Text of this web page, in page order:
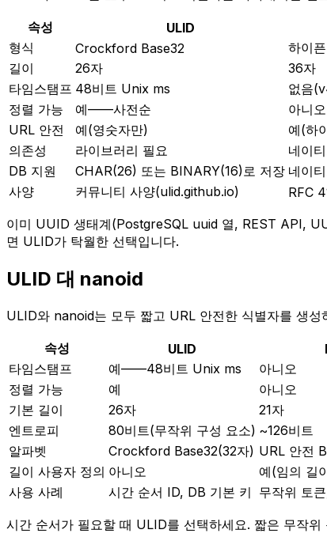
속성 ULID
형식
Crockford Base32
하이
길이
26자
36자
타임스탬프 48비트 Unix ms
없음
정렬 가능
예——사전순
아니
URL 안전
예(영숫자만)
예(하
의존성
라이브러리 필요
네이
DB 지원
CHAR(26) 또는 BINARY(16)로 저장 네이
사양
커뮤니티 사양(ulid.github.io)
RFC
이미 UUID 생태계(PostgreSQL uuid 열, REST API,
면 ULID가 탁월한 선택입니다.
ULID 대 nanoid
ULID와 nanoid는 모두 짧고 URL 안전한 식별자를 생성
속성 ULID
타임스탬프
예——48비트 Unix ms
아니오
정렬 가능
예
아니오
기본 길이
26자
21자
엔트로피
80비트(무작위 구성 요소) ~126비트
알파벳
Crockford Base32(32자) URL 안전
길이 사용자 정의 아니오
예(임의 길
사용 사례
시간 순서 ID, DB 기본 키 무작위 토
시간 순서가 필요할 때 ULID를 선택하세요. 짧은 무작